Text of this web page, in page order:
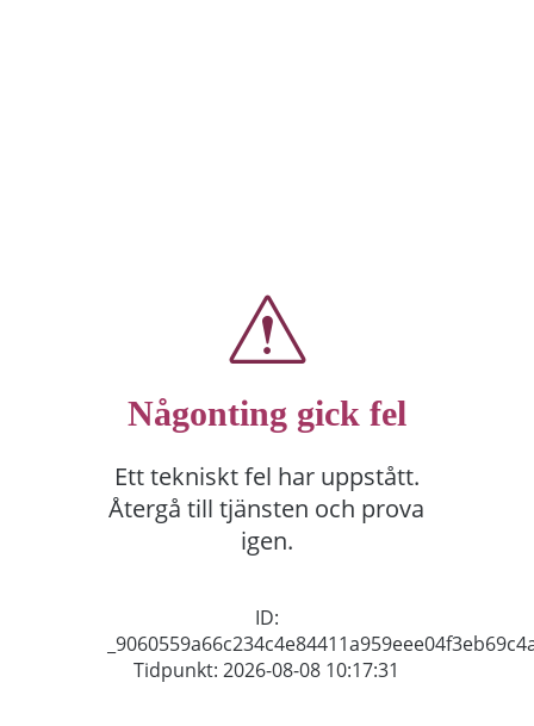
Någonting gick fel
Ett tekniskt fel har uppstått.
Återgå till tjänsten och prova
igen.
ID:
Tidpunkt: 2026-08-08 10:17:31